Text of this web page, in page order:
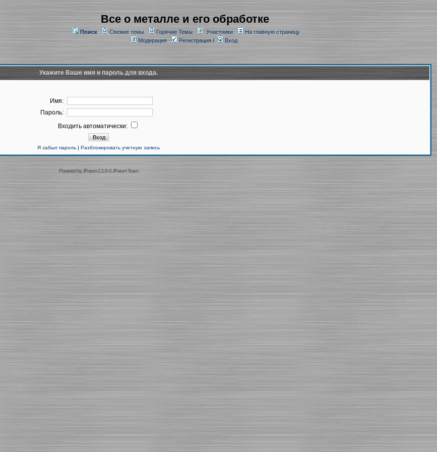
Все о металле и его обработке
Поиск Свежие темы Горячие Темы Участники
На главную страницу
Модерация
Регистрация/ Вход
Укажите Ваше имя и пароль для входа.
Имя:
Пароль:
Входить автоматически:
Я забыл пароль| Разблокировать учетную запись
Powered byJForum 2.1.9©JForum Team